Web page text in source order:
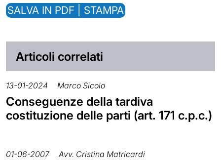
SALVA IN PDF | STAMPA
Articoli correlati
13-01-2024 Marco Sicolo
Conseguenze della tardiva
costituzione delle parti (art. 171 c.p.c.)
01-06-2007 Avv. Cristina Matricardi